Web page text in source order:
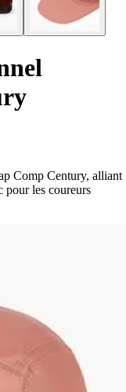
Comp Century, alliant
les coureurs